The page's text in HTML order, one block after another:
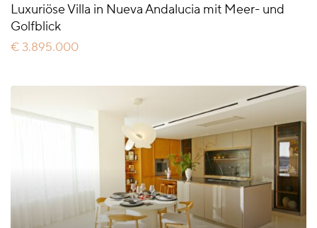
Luxuriöse Villa in Nueva Andalucia mit Meer- und
Golfblick
€ 3.895.000